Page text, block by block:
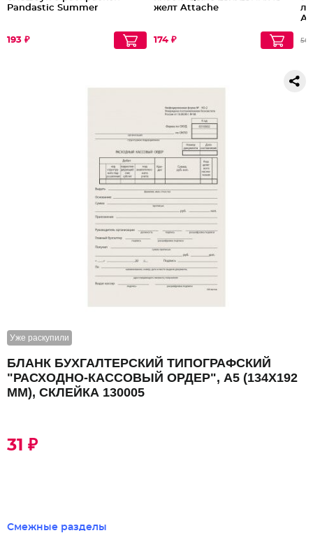
Pandastic Summer
193 ₽
желт Attache
174 ₽ 56
Уже раскупили
БЛАНК БУХГАЛТЕРСКИЙ ТИПОГРАФСКИЙ
"РАСХОДНО-КАССОВЫЙ ОРДЕР", А5 (134Х192
ММ), СКЛЕЙКА 130005
31 ₽
Смежные разделы